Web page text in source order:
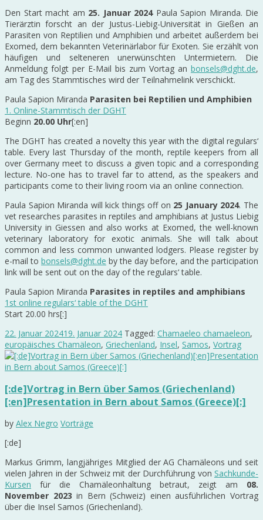
Den Start macht am 25. Januar 2024Paula Sapion Miranda. Die
Tierärztin forscht an der Justus-Liebig-Universität in Gießen an
Parasiten von Reptilien und Amphibien und arbeitet außerdem bei
Exomed, dem bekannten Veterinärlabor für Exoten. Sie erzählt von
häufigen und selteneren unerwünschten Untermietern. Die
Anmeldung folgt per E-Mail bis zum Vortag an bonsels@dght.de,
am Tag des Stammtisches wird der Teilnahmelink verschickt.
Paula Sapion Miranda Parasiten bei Reptilien und Amphibien
1. Online-Stammtisch der DGHT
Beginn 20.00 Uhr[:en]
The DGHT has created a novelty this year with the digital regulars‘
table. Every last Thursday of the month, reptile keepers from all
over Germany meet to discuss a given topic and a corresponding
lecture. No-one has to travel far to attend, as the speakers and
participants come to their living room via an online connection.
Paula Sapion Miranda will kick things off on 25 January 2024. The
vet researches parasites in reptiles and amphibians at Justus Liebig
University in Giessen and also works at Exomed, the well-known
veterinary laboratory for exotic animals. She will talk about
common and less common unwanted lodgers. Please register by
e-mail to bonsels@dght.de by the day before, and the participation
link will be sent out on the day of the regulars‘ table.
Paula Sapion Miranda Parasites in reptiles and amphibians
1st online regulars‘ table of the DGHT
Start 20.00 hrs[:]
22. Januar 202419. Januar 2024 Tagged: Chamaeleo chamaeleon,
europäisches Chamäleon, Griechenland, Insel, Samos, Vortrag
[:de]Vortrag in Bern über Samos (Griechenland)
[:en]Presentation in Bern about Samos (Greece)[:]
by Alex Negro Vorträge
[:de]
Markus Grimm, langjähriges Mitglied der AG Chamäleons und seit
vielen Jahren in der Schweiz mit der Durchführung von Sachkunde-
Kursen für die Chamäleonhaltung betraut, zeigt am 08.
November 2023 in Bern (Schweiz) einen ausführlichen Vortrag
über die Insel Samos (Griechenland).